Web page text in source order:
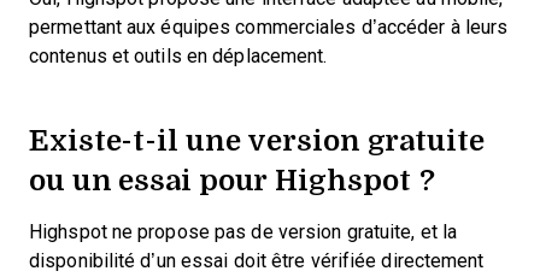
permettant aux équipes commerciales d’accéder à leurs
contenus et outils en déplacement.
Existe-t-il une version gratuite
ou un essai pour Highspot ?
Highspot ne propose pas de version gratuite, et la
disponibilité d’un essai doit être vérifiée directement